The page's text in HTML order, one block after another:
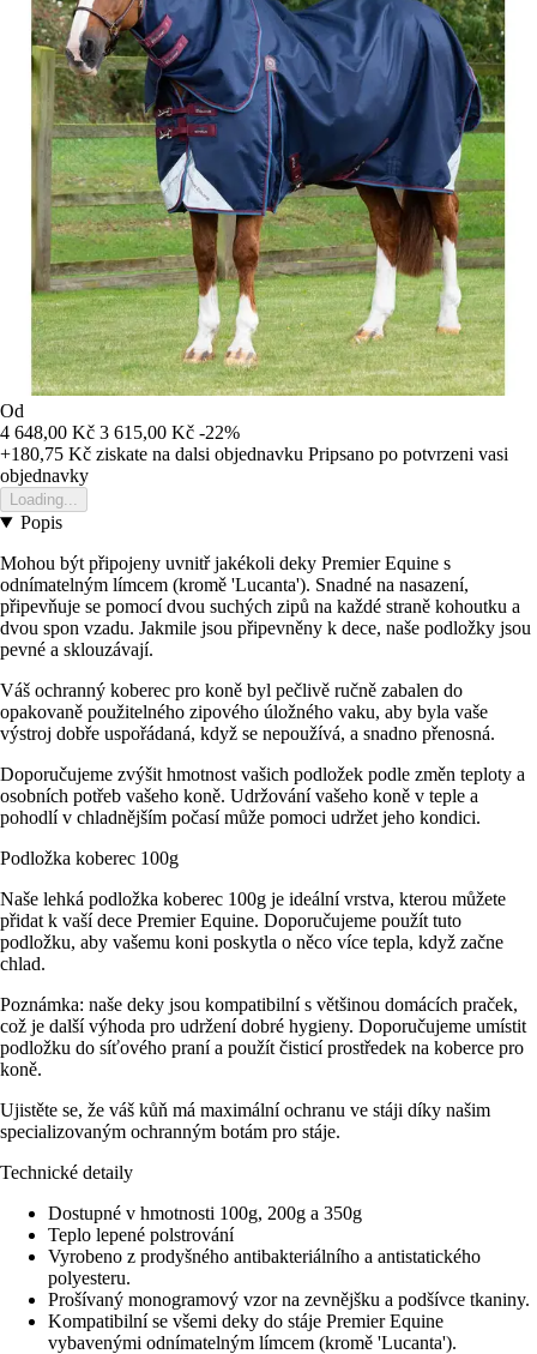
Od
4 648,00 Kč 3 615,00 Kč -22%
+180,75 Kč ziskate na dalsi objednavku Pripsano po potvrzeni vasi
objednavky
Loading...
Popis
Mohou být připojeny uvnitř jakékoli deky Premier Equine s
odnímatelným límcem (kromě 'Lucanta'). Snadné na nasazení,
připevňuje se pomocí dvou suchých zipů na každé straně kohoutku a
dvou spon vzadu. Jakmile jsou připevněny k dece, naše podložky jsou
pevné a sklouzávají.
Váš ochranný koberec pro koně byl pečlivě ručně zabalen do
opakovaně použitelného zipového úložného vaku, aby byla vaše
výstroj dobře uspořádaná, když se nepoužívá, a snadno přenosná.
Doporučujeme zvýšit hmotnost vašich podložek podle změn teploty a
osobních potřeb vašeho koně. Udržování vašeho koně v teple a
pohodlí v chladnějším počasí může pomoci udržet jeho kondici.
Podložka koberec 100g
Naše lehká podložka koberec 100g je ideální vrstva, kterou můžete
přidat k vaší dece Premier Equine. Doporučujeme použít tuto
podložku, aby vašemu koni poskytla o něco více tepla, když začne
chlad.
Poznámka: naše deky jsou kompatibilní s většinou domácích praček,
což je další výhoda pro udržení dobré hygieny. Doporučujeme umístit
podložku do síťového praní a použít čisticí prostředek na koberce pro
koně.
Ujistěte se, že váš kůň má maximální ochranu ve stáji díky našim
specializovaným ochranným botám pro stáje.
Technické detaily
Dostupné v hmotnosti 100g, 200g a 350g
Teplo lepené polstrování
Vyrobeno z prodyšného antibakteriálního a antistatického
polyesteru.
Prošívaný monogramový vzor na zevnějšku a podšívce tkaniny.
Kompatibilní se všemi deky do stáje Premier Equine
vybavenými odnímatelným límcem (kromě 'Lucanta').